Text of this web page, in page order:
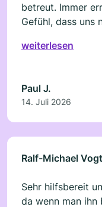
betreut. Immer
Gefühl, dass uns
weiterlesen
Paul J.
14. Juli 2026
Ralf-Michael
Sehr hilfsbereit
da wenn man